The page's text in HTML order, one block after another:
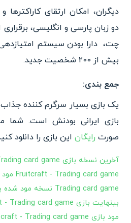
دیگران، امکان ارتقای کاراکترها
دو زبان پارسی و انگلیسی،
چت، دارا بودن سیستم امتیازدهی
بیش از 200 شخصیت جدید.
جمع بندی:
یک بازی بسیار سرگرم کننده
بازی ایرانی بودنش است. شما
صورت رایگان این بازی را دانلود
آخرین نسخه بازی Fruitcraft - Trading card game
Fruitcraft - Trading card game مود جدید
Trading card game نسخه مود شده با پول بینهایت
بینهایت بازی Fruitcraft - Trading card game
مود بازی Fruitcraft - Trading card game